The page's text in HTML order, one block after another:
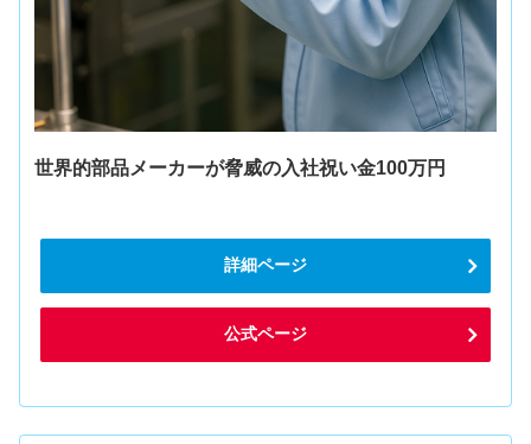
世界的部品メーカーが脅威の入社祝い金100万円
詳細ページ
公式ページ